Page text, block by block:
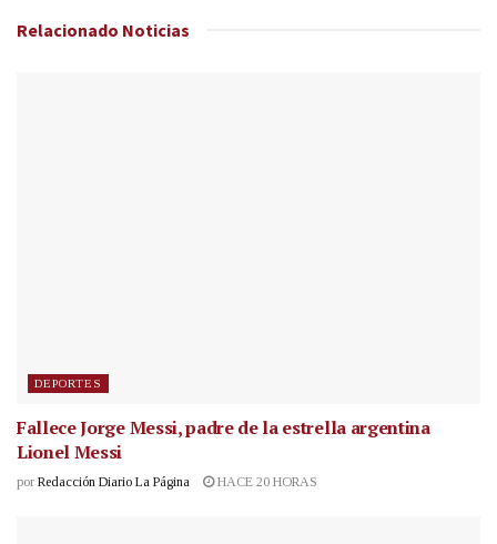
Relacionado Noticias
DEPORTES
Fallece Jorge Messi, padre de la estrella argentina
Lionel Messi
por Redacción Diario La Página HACE 20 HORAS